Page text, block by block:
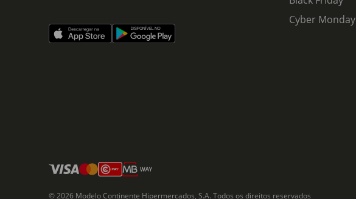
Cyber Monday
© 2026 Modelo Continente Hipermercados, S.A. Todos os direitos reservados